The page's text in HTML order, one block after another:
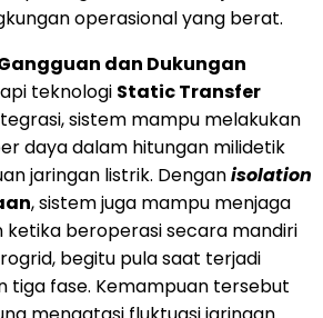
operasional yang berat.
dan Dukungan
teknologi Static Transfer
sistem mampu melakukan
daya dalam hitungan milidetik
jaringan listrik. Denganisolation
, sistem juga mampu menjaga
beroperasi secara mandiri
begitu pula saat terjadi
tiga fase. Kemampuan tersebut